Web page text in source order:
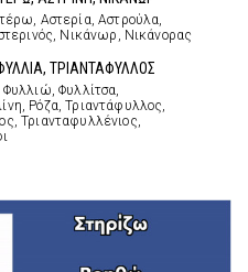
Αστερία, Αστρούλα,
Νικάνωρ, Νικάνορας
ΤΡΙΑΝΤΑΦΥΛΛΟΣ
Φυλλίτσα,
Ρόζα, Τριαντάφυλλος,
Τριανταφυλλένιος,